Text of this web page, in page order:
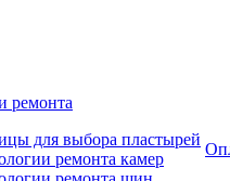
ремонта
для выбора пластырей
ремонта камер